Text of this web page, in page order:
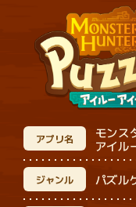
アプリ名
モンス
アイル
ジャンル パズル